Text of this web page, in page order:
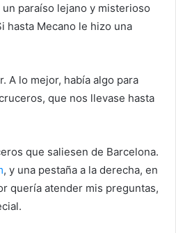
paraíso lejano y misterioso
hasta Mecano le hizo una
A lo mejor, había algo para
que nos llevase hasta
que saliesen de Barcelona.
, y una pestaña a la derecha, en
quería atender mis preguntas,